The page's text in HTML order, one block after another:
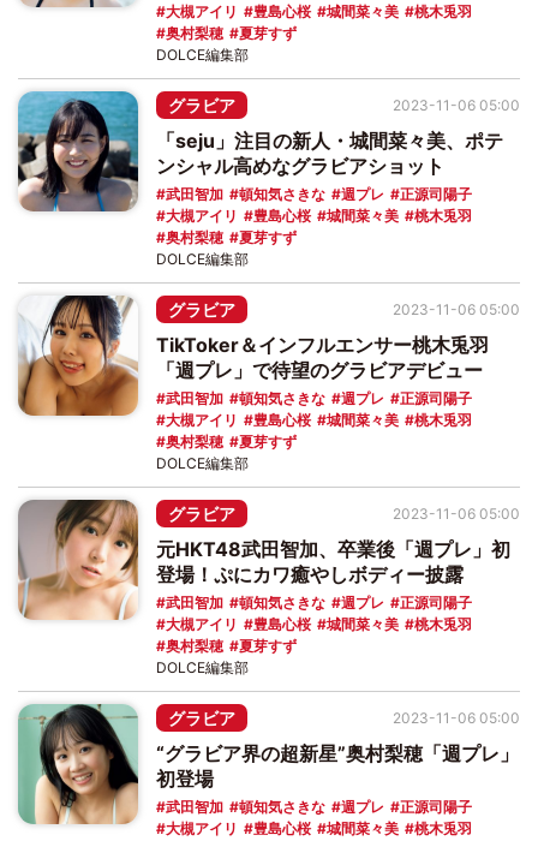
大槻アイリ
豊島心桜 城間菜々美
桃木兎羽
奥村梨穂
夏芽すず
DOLCE編集部
グラビア
「seju」注目の新人・城間菜々美、ポテ
ンシャル高めなグラビアショット
武田智加 頓知気さきな 週プレ
正源司陽子
大槻アイリ
豊島心桜 城間菜々美
桃木兎羽
奥村梨穂
夏芽すず
2023-11-06 05:00
DOLCE編集部
グラビア
TikToker＆インフルエンサー桃木兎羽
「週プレ」で待望のグラビアデビュー
武田智加 頓知気さきな 週プレ
正源司陽子
大槻アイリ
豊島心桜 城間菜々美
桃木兎羽
奥村梨穂
夏芽すず
2023-11-06 05:00
DOLCE編集部
グラビア
元HKT48武田智加、卒業後「週プレ」初
登場！ぷにカワ癒やしボディー披露
武田智加 頓知気さきな 週プレ
正源司陽子
大槻アイリ
豊島心桜 城間菜々美
桃木兎羽
奥村梨穂
夏芽すず
2023-11-06 05:00
DOLCE編集部
グラビア
“グラビア界の超新星”奥村梨穂「週プレ」
初登場
武田智加 頓知気さきな 週プレ
正源司陽子
大槻アイリ
豊島心桜 城間菜々美 桃木兎羽
2023-11-06 05:00